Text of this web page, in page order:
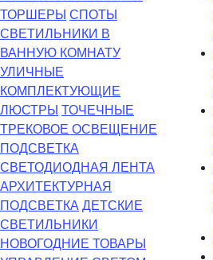
ТОРШЕРЫ СПОТЫ
СВЕТИЛЬНИКИ В
ВАННУЮ КОМНАТУ
УЛИЧНЫЕ
КОМПЛЕКТУЮЩИЕ
ЛЮСТРЫ ТОЧЕЧНЫЕ
ТРЕКОВОЕ ОСВЕЩЕНИЕ
ПОДСВЕТКА
СВЕТОДИОДНАЯ ЛЕНТА
АРХИТЕКТУРНАЯ
ПОДСВЕТКА ДЕТСКИЕ
СВЕТИЛЬНИКИ
НОВОГОДНИЕ ТОВАРЫ